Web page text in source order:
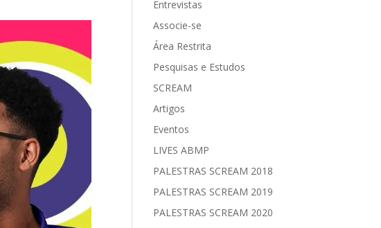
Entrevistas
Associe-se
Área Restrita
Pesquisas e Estudos
SCREAM
Artigos
Eventos
LIVES ABMP
PALESTRAS SCREAM 2018
PALESTRAS SCREAM 2019
PALESTRAS SCREAM 2020